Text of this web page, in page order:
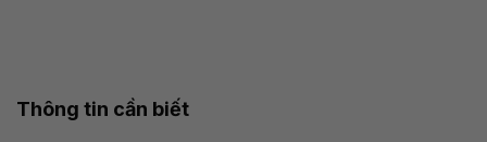
Thông tin cần biết